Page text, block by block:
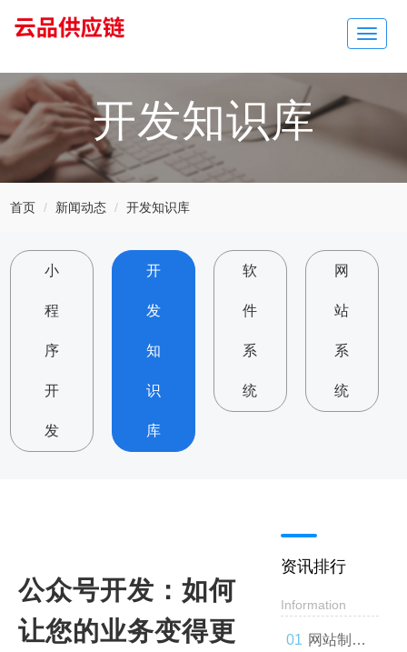
Toggle
开发知识库
首页 新闻动态 开发知识库
小
程
序
开
发
开
发
知
识
库
软
件
系
统
网
站
系
统
公众号开发：如何
让您的业务变得更
资讯排行
Information
网站制